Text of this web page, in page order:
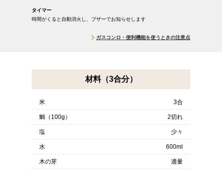
タイマー
時間がくると自動消火し、ブザーでお知らせします
ガスコンロ・便利機能を使うときの注意点
材料（3合分）
米 3合
鯛（100g） 2切れ
塩 少々
水 600ml
木の芽 適量